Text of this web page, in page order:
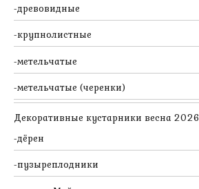
древовидные
крупнолистные
метельчатые
метельчатые (черенки)
Декоративные кустарники весна 2026
дёрен
пузыреплодники